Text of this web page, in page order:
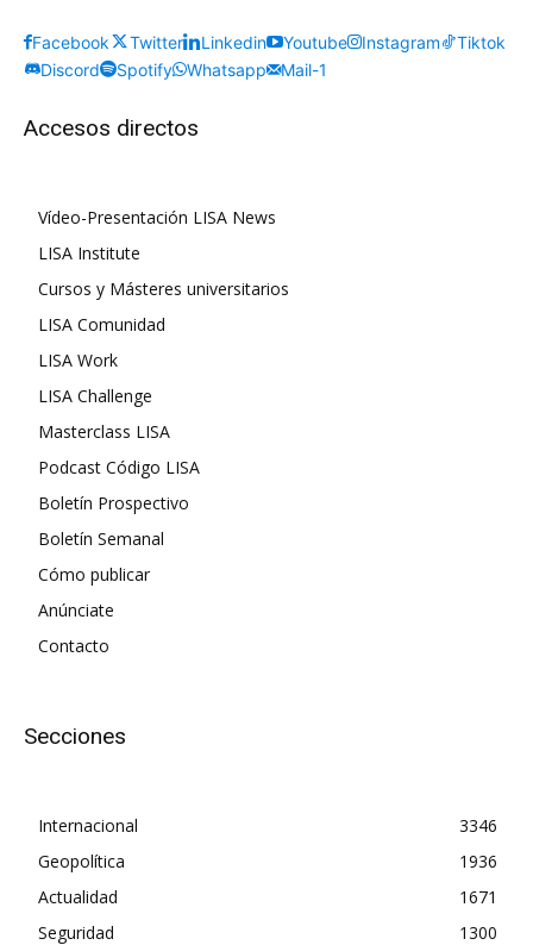
Facebook Twitter Linkedin Youtube Instagram
Tiktok
Discord
Spotify Whatsapp Mail-1
Accesos directos
Vídeo-Presentación LISA News
LISA Institute
Cursos y Másteres universitarios
LISA Comunidad
LISA Work
LISA Challenge
Masterclass LISA
Podcast Código LISA
Boletín Prospectivo
Boletín Semanal
Cómo publicar
Anúnciate
Contacto
Secciones
Internacional
3346
Geopolítica
1936
Actualidad
1671
Seguridad
1300